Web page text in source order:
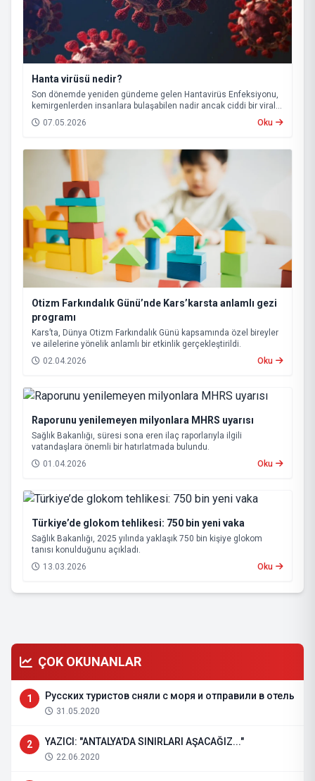
Hanta virüsü nedir?
Son dönemde yeniden gündeme gelen Hantavirüs Enfeksiyonu,
kemirgenlerden insanlara bulaşabilen nadir ancak ciddi bir viral
hastalık olarak biliniyor.
07.05.2026 Oku
Otizm Farkındalık Günü’nde Kars’karsta anlamlı gezi
programı
Kars’ta, Dünya Otizm Farkındalık Günü kapsamında özel bireyler
ve ailelerine yönelik anlamlı bir etkinlik gerçekleştirildi.
02.04.2026
Oku
Raporunu yenilemeyen milyonlara MHRS uyarısı
Sağlık Bakanlığı, süresi sona eren ilaç raporlarıyla ilgili
vatandaşlara önemli bir hatırlatmada bulundu.
01.04.2026
Oku
Türkiye’de glokom tehlikesi: 750 bin yeni vaka
Sağlık Bakanlığı, 2025 yılında yaklaşık 750 bin kişiye glokom
tanısı konulduğunu açıkladı.
13.03.2026
Oku
ÇOK OKUNANLAR
1 Русских туристов сняли с моря и отправили в отель
31.05.2020
2 YAZICI: "ANTALYA'DA SINIRLARI AŞACAĞIZ..."
22.06.2020